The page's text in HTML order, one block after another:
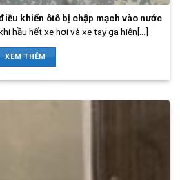
khiển ôtô bị chập mạch vào nước
hầu hết xe hơi và xe tay ga hiện[...]
XEM THÊM